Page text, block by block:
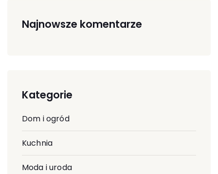
Najnowsze komentarze
Kategorie
Dom i ogród
Kuchnia
Moda i uroda